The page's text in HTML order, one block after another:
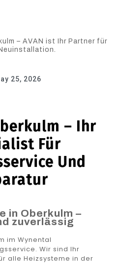
– AVAN ist Ihr Partner für
25, 2026
– Ihr
Für
Und
in Oberkulm –
zuverlässig
im Wynental
Wir sind Ihr
alle Heizsysteme in der